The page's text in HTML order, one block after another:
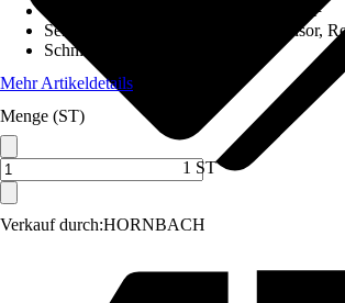
Verkauf durch:HORNBACH
Für bis zu 1200 m²
Sensoren
Hebesensor, Kollisionssensor,
Schnittbreite
Mehr Artikeldetails
Menge (ST)
1 ST